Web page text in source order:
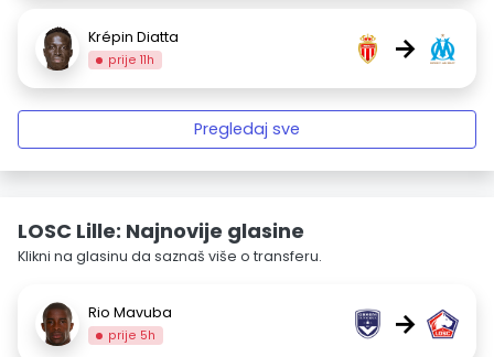
Krépin Diatta
prije 11h →
Pregledaj sve
LOSC Lille: Najnovije glasine
Klikni na glasinu da saznaš više o transferu.
Rio Mavuba
prije 5h →